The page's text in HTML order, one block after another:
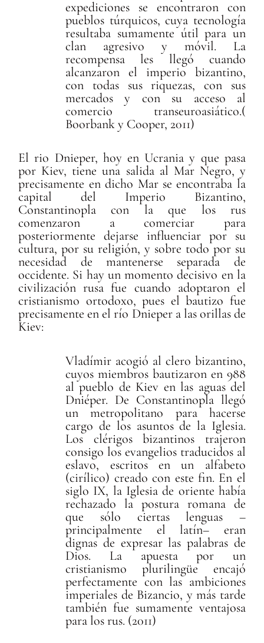
expediciones se encontraron con
pueblos túrquicos, cuya tecnología
resultaba sumamente útil para un
clan agresivo y móvil. La
recompensa les llegó cuando
alcanzaron el imperio bizantino,
con todas sus riquezas, con sus
mercados y con su acceso al
comercio transeuroasiático.(
Boorbank y Cooper, 2011)
El rio Dnieper, hoy en Ucrania y que pasa
por Kiev, tiene una salida al Mar Negro, y
precisamente en dicho Mar se encontraba la
capital del Imperio Bizantino,
Constantinopla con la que los rus
comenzaron a comerciar para
posteriormente dejarse influenciar por su
cultura, por su religión, y sobre todo por su
necesidad de mantenerse separada de
occidente. Si hay un momento decisivo en la
civilización rusa fue cuando adoptaron el
cristianismo ortodoxo, pues el bautizo fue
precisamente en el río Dnieper a las orillas de
Kiev:
Vladímir acogió al clero bizantino,
cuyos miembros bautizaron en 988
al pueblo de Kiev en las aguas del
Dniéper. De Constantinopla llegó
un metropolitano para hacerse
cargo de los asuntos de la Iglesia.
Los clérigos bizantinos trajeron
consigo los evangelios traducidos al
eslavo, escritos en un alfabeto
(cirílico) creado con este fin. En el
siglo IX, la Iglesia de oriente había
rechazado la postura romana de
que sólo ciertas lenguas –
principalmente el latín– eran
dignas de expresar las palabras de
Dios. La apuesta por un
cristianismo plurilingüe encajó
perfectamente con las ambiciones
imperiales de Bizancio, y más tarde
también fue sumamente ventajosa
para los rus. (2011)